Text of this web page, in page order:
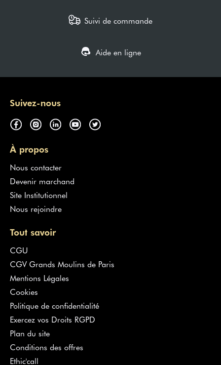
Suivi de commande
Aide en ligne
Suivez-nous
À propos
Nous contacter
Devenir marchand
Site Institutionnel
Nous rejoindre
Tout savoir
CGU
CGV Grands Moulins de Paris
Mentions Légales
Cookies
Politique de confidentialité
Exercez vos Droits RGPD
Plan du site
Conditions des offres
Ethic'call